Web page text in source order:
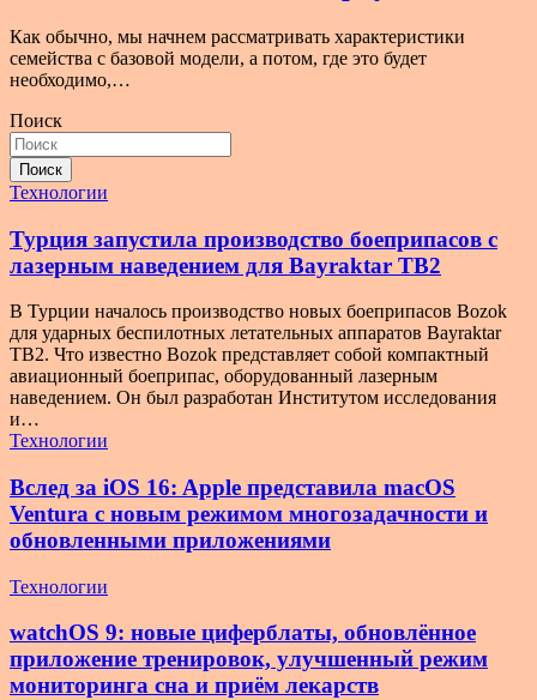
Как обычно, мы начнем рассматривать характеристики
семейства с базовой модели, а потом, где это будет
необходимо,…
Поиск
Поиск
Технологии
Турция запустила производство боеприпасов с
лазерным наведением для Bayraktar TB2
В Турции началось производство новых боеприпасов Bozok
для ударных беспилотных летательных аппаратов Bayraktar
TB2. Что известно Bozok представляет собой компактный
авиационный боеприпас, оборудованный лазерным
наведением. Он был разработан Институтом исследования
и…
Технологии
Вслед за iOS 16: Apple представила macOS
Ventura с новым режимом многозадачности и
обновленными приложениями
Технологии
watchOS 9: новые циферблаты, обновлённое
приложение тренировок, улучшенный режим
мониторинга сна и приём лекарств